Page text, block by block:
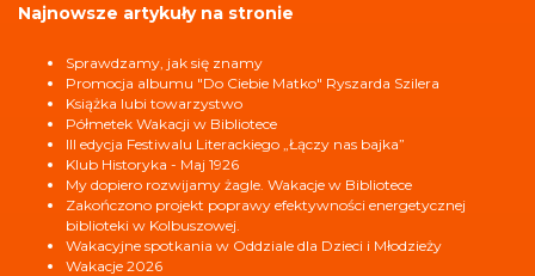
Najnowsze artykuły na stronie
Sprawdzamy, jak się znamy
Promocja albumu "Do Ciebie Matko" Ryszarda Szilera
Książka lubi towarzystwo
Półmetek Wakacji w Bibliotece
III edycja Festiwalu Literackiego „Łączy nas bajka”
Klub Historyka - Maj 1926
My dopiero rozwijamy żagle. Wakacje w Bibliotece
Zakończono projekt poprawy efektywności energetycznej
biblioteki w Kolbuszowej.
Wakacyjne spotkania w Oddziale dla Dzieci i Młodzieży
Wakacje 2026